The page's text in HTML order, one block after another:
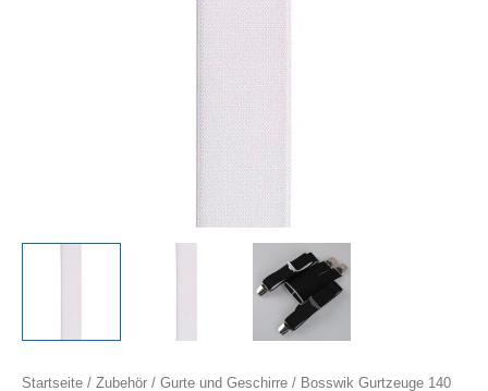
Startseite / Zubehör / Gurte und Geschirre / Bosswik Gurtzeuge 140